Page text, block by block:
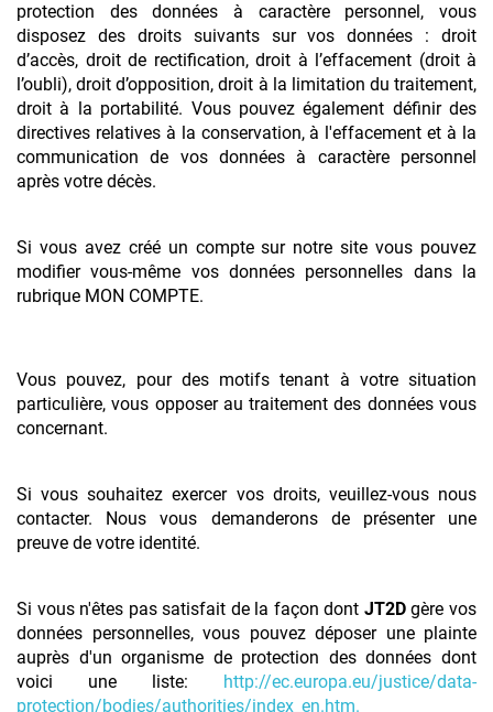
protection des données à caractère personnel, vous
disposez des droits suivants sur vos données : droit
d’accès, droit de rectification, droit à l’effacement (droit à
l’oubli), droit d’opposition, droit à la limitation du traitement,
droit à la portabilité. Vous pouvez également définir des
directives relatives à la conservation, à l'effacement et à la
communication de vos données à caractère personnel
après votre décès.
Si vous avez créé un compte sur notre site vous pouvez
modifier vous-même vos données personnelles dans la
rubrique MON COMPTE.
Vous pouvez, pour des motifs tenant à votre situation
particulière, vous opposer au traitement des données vous
concernant.
Si vous souhaitez exercer vos droits, veuillez-vous nous
contacter. Nous vous demanderons de présenter une
preuve de votre identité.
Si vous n'êtes pas satisfait de la façon dont JT2Dgère vos
données personnelles, vous pouvez déposer une plainte
auprès d'un organisme de protection des données dont
voici une liste: http://ec.europa.eu/justice/data-
protection/bodies/authorities/index_en.htm.